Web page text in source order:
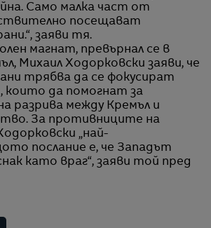
Само малка част от
посещават
заяви тя.
магнат, превърнал се в
Михаил Ходорковски заяви, че
трябва да се фокусират
които да помогнат за
разрива между Кремъл и
За противниците на
„най-
послание е, че Западът
като враг“, заяви той пред